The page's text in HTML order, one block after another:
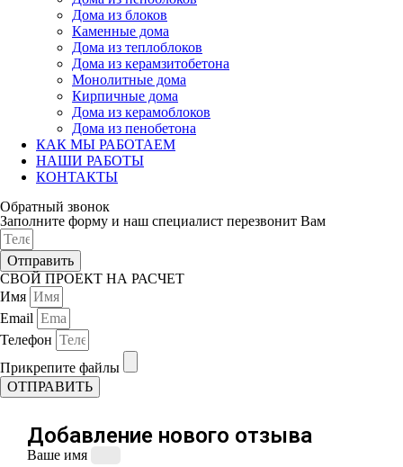
Дома из блоков
Каменные дома
Дома из теплоблоков
Дома из керамзитобетона
Монолитные дома
Кирпичные дома
Дома из керамоблоков
Дома из пенобетона
КАК МЫ РАБОТАЕМ
НАШИ РАБОТЫ
КОНТАКТЫ
Обратный звонок
Заполните форму и наш специалист перезвонит Вам
Отправить
СВОЙ ПРОЕКТ НА РАСЧЕТ
Имя
Email
Телефон
Прикрепите файлы
ОТПРАВИТЬ
Добавление нового отзыва
Ваше имя